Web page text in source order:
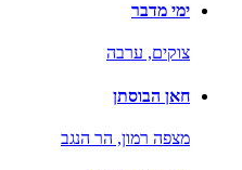
ימי מדבר
צוקים, ערבה
חאן הבוסתן
מצפה רמון, הר הנגב